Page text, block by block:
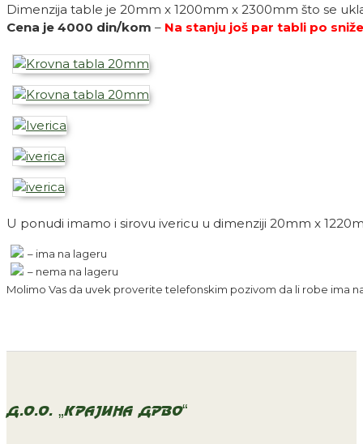
Dimenzija table je 20mm x 1200mm x 2300mm što se
Cena je 4000 din/kom – Na stanju još par tabli po
U ponudi imamo i sirovu ivericu u dimenziji 20mm x
– ima na lageru
– nema na lageru
Molimo Vas da uvek proverite telefonskim pozivom da li robe ima
D.O.O. „KRAJINA DRVO“